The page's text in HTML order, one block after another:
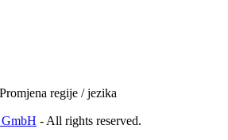
Promjena regije / jezika
GmbH - All rights reserved.